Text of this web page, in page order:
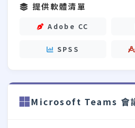
提供軟體清單
Adobe CC
SPSS
Microsoft Teams 會